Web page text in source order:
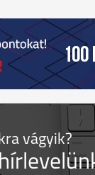
vágyik?